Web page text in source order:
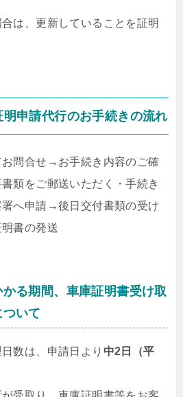
は、更新していることを証明
申請代行のお手続きの流れ
問合せ → お手続き内容のご確
書類をご郵送いただく・手続き
へ申請 →後日交付書類の受け
書の発送
る期間、車庫証明書受け取
いて
数は、申請日より 中2日（平